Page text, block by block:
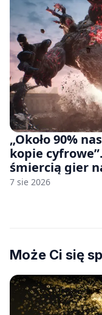
„Około 90%
kopie
śmiercią gier
7 sie 2026
Może Ci się